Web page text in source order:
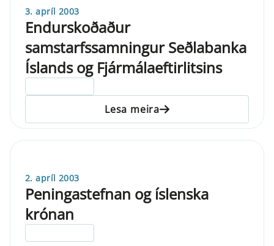
3. apríl 2003
Endurskoðaður
samstarfssamningur Seðlabanka
Íslands og Fjármálaeftirlitsins
Lesa meira
2. apríl 2003
Peningastefnan og íslenska
krónan